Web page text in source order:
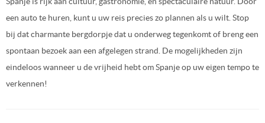
een auto te huren, kunt u uw reis precies zo plannen als u wilt. Stop
bij dat charmante bergdorpje dat u onderweg tegenkomt of breng een
spontaan bezoek aan een afgelegen strand. De mogelijkheden zijn
eindeloos wanneer u de vrijheid hebt om Spanje op uw eigen tempo te
verkennen!